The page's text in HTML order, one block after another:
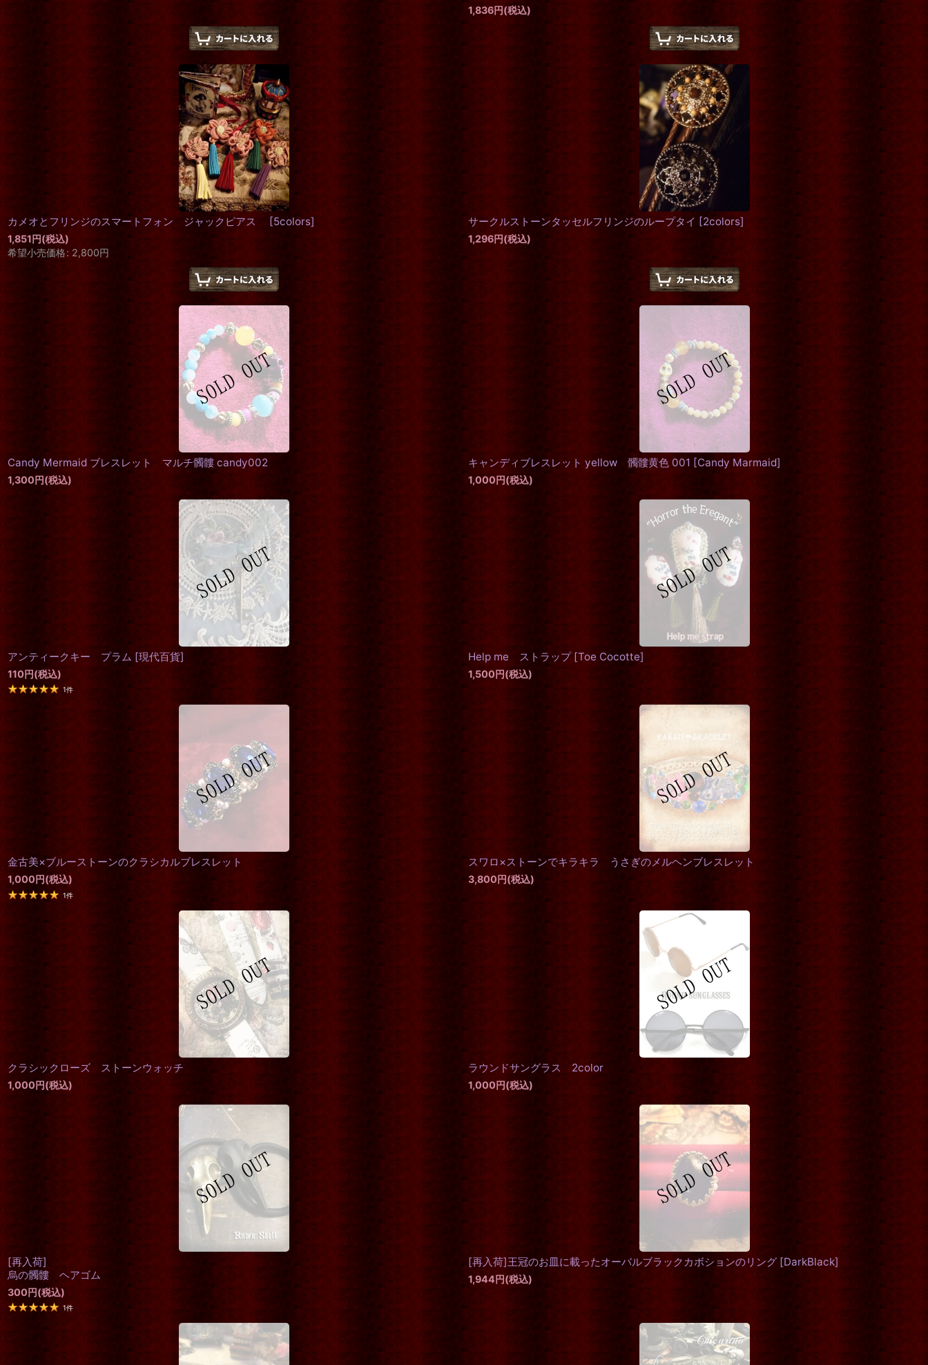
1,836円(税込)
カメオとフリンジのスマートフォン ジャックピアス [5colors]
1,851円(税込)
希望小売価格: 2,800円
サークルストーンタッセルフリンジのループタイ [2colors]
1,296円(税込)
Candy Mermaid ブレスレット マルチ髑髏 candy002
1,300円(税込)
キャンディブレスレット yellow 髑髏黄色 001 [Candy Marmaid]
1,000円(税込)
アンティークキー プラム [現代百貨]
110円(税込)
1件
Help me ストラップ [Toe Cocotte]
1,500円(税込)
金古美×ブルーストーンのクラシカルブレスレット
1,000円(税込)
1件
スワロ×ストーンでキラキラ うさぎのメルヘンブレスレット
3,800円(税込)
クラシックローズ ストーンウォッチ
1,000円(税込)
ラウンドサングラス 2color
1,000円(税込)
[再入荷]
烏の髑髏 ヘアゴム
300円(税込)
1件
[再入荷]王冠のお皿に載ったオーバルブラックカボションのリング [DarkBlack]
1,944円(税込)